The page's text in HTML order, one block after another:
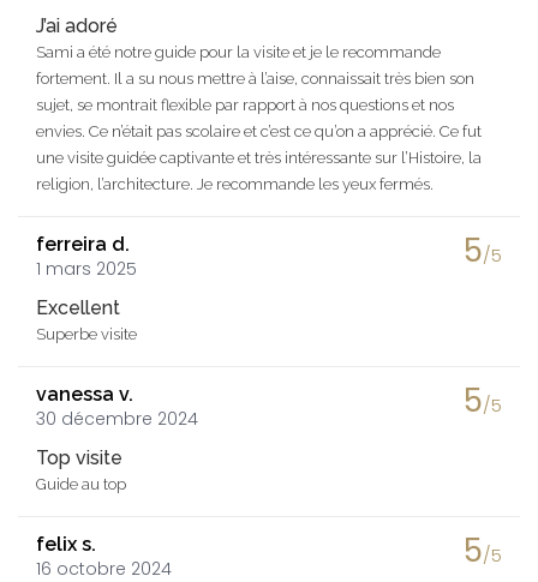
J’ai adoré
Sami a été notre guide pour la visite et je le recommande
fortement. Il a su nous mettre à l’aise, connaissait très bien son
sujet, se montrait flexible par rapport à nos questions et nos
envies. Ce n’était pas scolaire et c’est ce qu’on a apprécié. Ce fut
une visite guidée captivante et très intéressante sur l’Histoire, la
religion, l’architecture. Je recommande les yeux fermés.
ferreira d.
1 mars 2025 5/5
Excellent
Superbe visite
vanessa v.
30 décembre 2024 5/5
Top visite
Guide au top
felix s.
16 octobre 2024 5/5